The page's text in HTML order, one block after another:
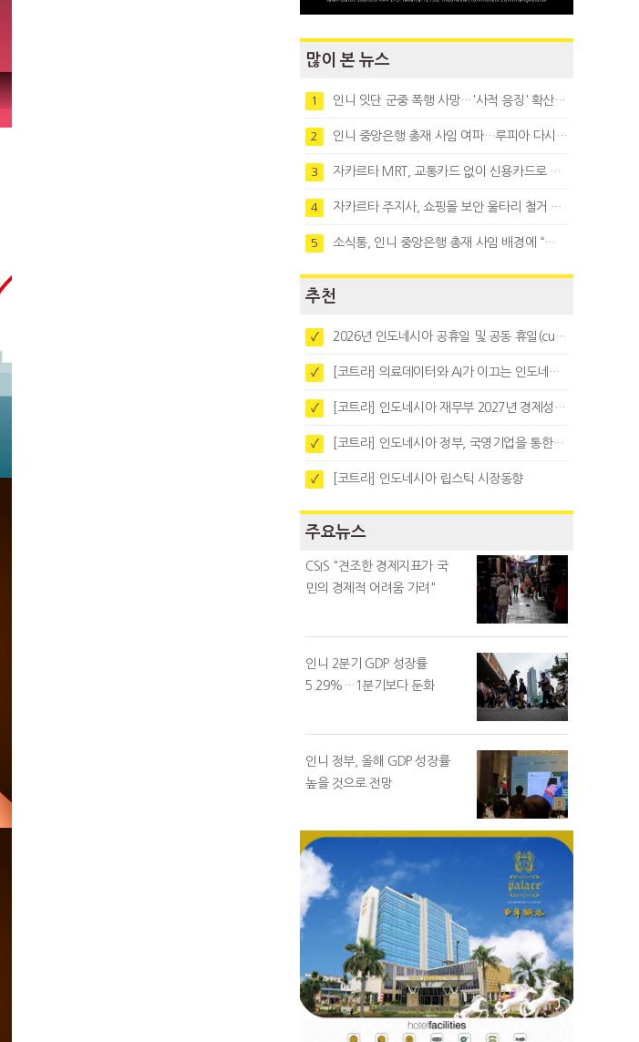
많이 본 뉴스
1 인니 잇단 군중 폭행 사망…'사적 응징' 확산에 법치 우려
2 인니 중앙은행 총재 사임 여파…루피아 다시 1만8천대로 약세
3 자카르타 MRT, 교통카드 없이 신용카드로 바로 탄다
4 자카르타 주지사, 쇼핑몰 보안 울타리 철거 요청…"치안 문제없다"
5 소식통, 인니 중앙은행 총재 사임 배경에 “정부와 정책 갈등"
추천
✓ 2026년 인도네시아 공휴일 및 공동 휴일(cuti bersama)
✓ [코트라] 의료데이터와 AI가 이끄는 인도네시아 디지털 헬스케어 시장 트렌드
✓ [코트라] 인도네시아 재무부 2027년 경제성장 전망 및 목표 발표
✓ [코트라] 인도네시아 정부, 국영기업을 통한 석탄·팜유·합금철 수출 중앙집중화 추진
✓ [코트라] 인도네시아 립스틱 시장동향
주요뉴스
CSIS "견조한 경제지표가 국
민의 경제적 어려움 가려"
인니 2분기 GDP 성장률
5.29%…1분기보다 둔화
인니 정부, 올해 GDP 성장률
높을 것으로 전망